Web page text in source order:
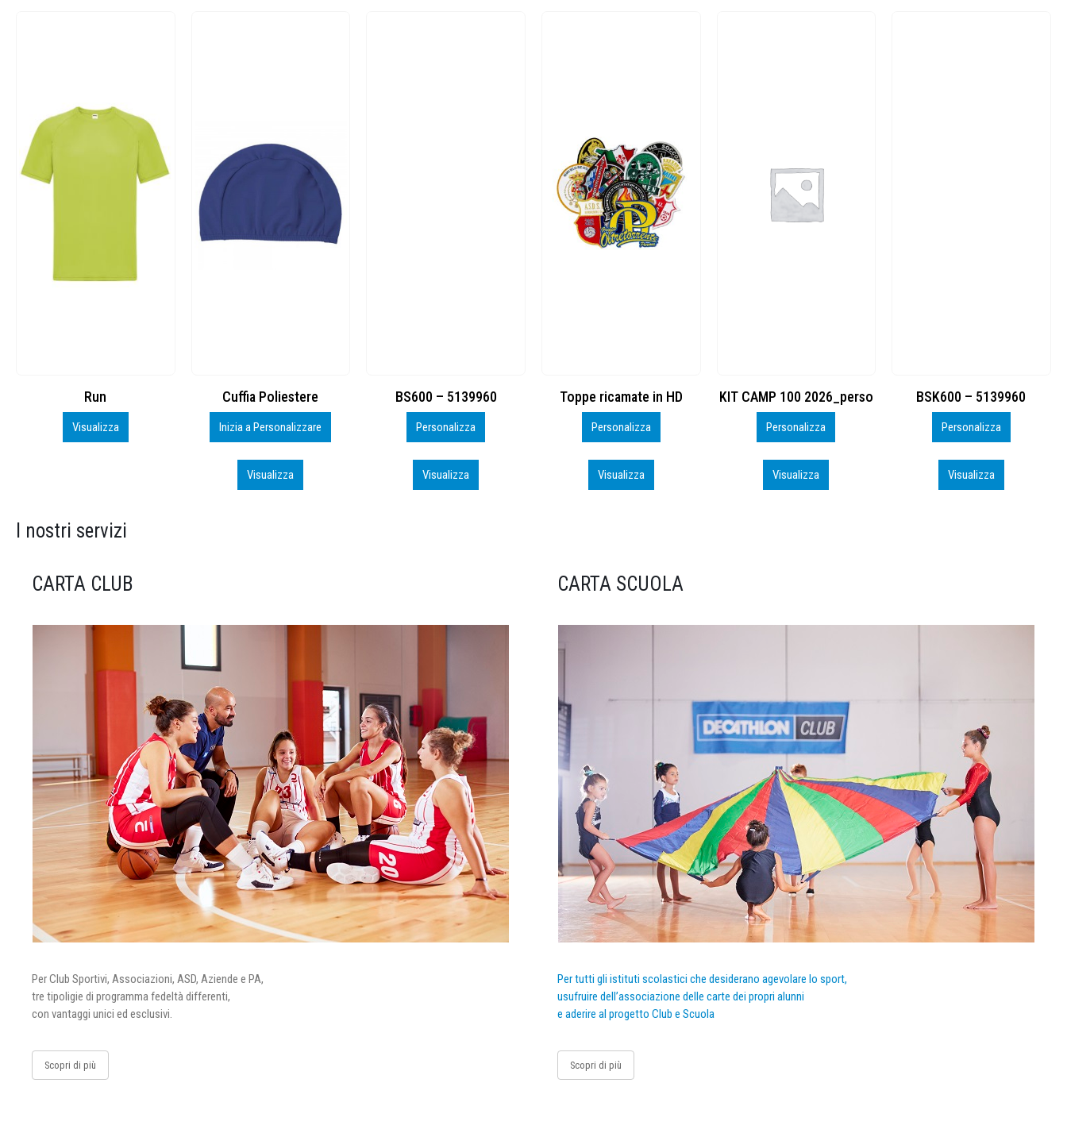
Cuffia Poliestere
Inizia a Personalizzare
BS600 – 5139960
Personalizza
Visualizza
Toppe ricamate in HD
Personalizza
Visualizza
KIT CAMP 100 2026_perso
Personalizza
Visualizza
BSK600 – 5139960
Personalizza
Visualizza
DTF
Personalizza
Visualizza
I nostri servizi
CARTA CLUB
Per Club Sportivi, Associazioni, ASD, Aziende e PA,
tre tipoligie di programma fedeltà differenti,
con vantaggi unici ed esclusivi.
Scopri di più
CARTA SCUOLA
Per tutti gli istituti scolastici che desiderano agevolare lo sport,
usufruire dell’associazione delle carte dei propri alunni
e aderire al progetto Club e Scuola
Scopri di più